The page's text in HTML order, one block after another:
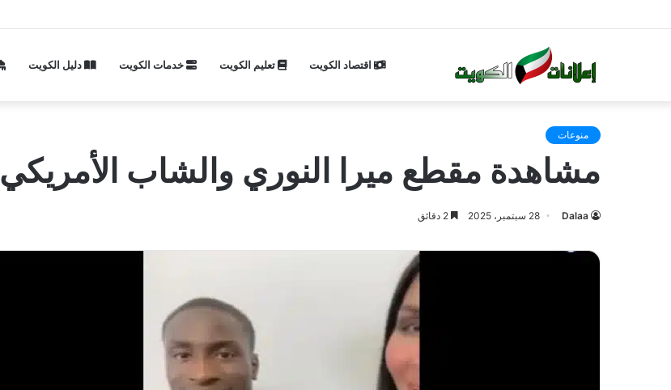
اقتصاد الكويت تعليم الكويت خدمات الكويت دليل الكويت
منوعات
مشاهدة مقطع ميرا النوري والشاب الأمريكي 2025 الجديد كامل
Dalaa 28 سبتمبر، 2025